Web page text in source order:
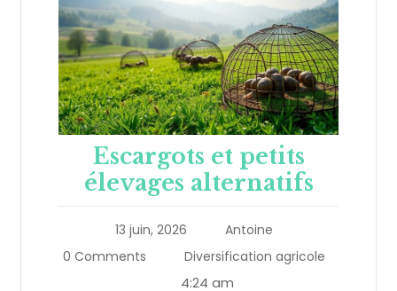
Escargots et petits
élevages alternatifs
13 juin, 2026
Antoine
0 Comments
Diversification agricole
4:24 am